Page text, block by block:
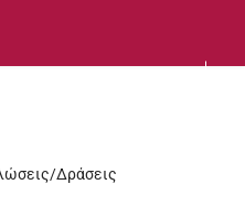
Δράσεις